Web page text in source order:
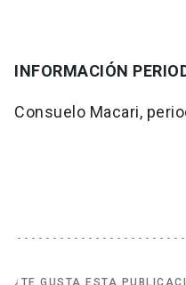
INFORMACIÓN
Consuelo Macari,
¿TE GUSTA ESTA